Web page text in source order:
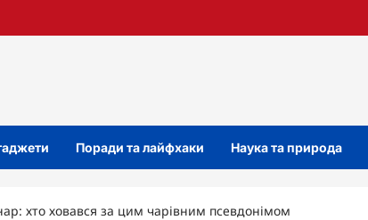
Поради та лайфхаки Наука та природа
хто ховався за цим чарівним псевдонімом